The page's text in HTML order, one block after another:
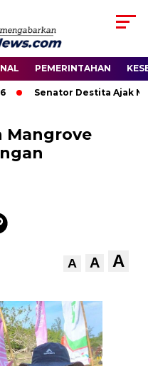
PEMERINTAHAN
Senator Destita Ajak
Mangrove
A A A